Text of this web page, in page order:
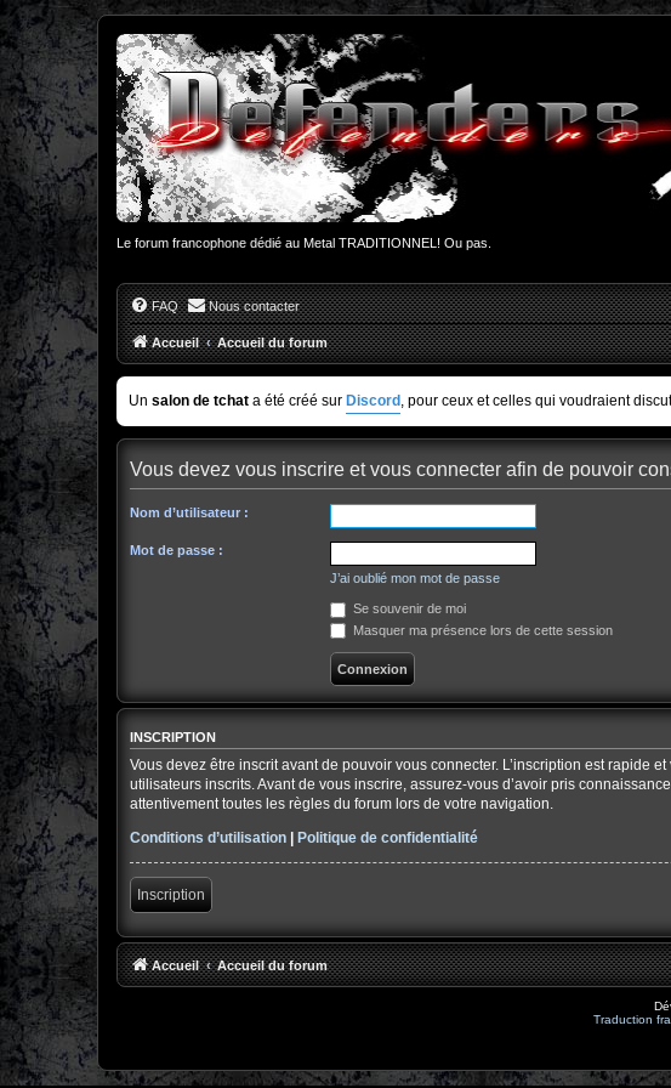
Le forum francophone dédié au Metal TRADITIONNEL! Ou pas.
FAQ Nous contacter
Accueil Accueil du forum
Un salon de tchat a été créé sur Discord , pour ceux et celles qui voudraient
Vous devez vous inscrire et vous connecter afin de pouvoir
Nom d’utilisateur :
Mot de passe :
J’ai oublié mon mot de passe
Se souvenir de moi
Masquer ma présence lors de cette session
INSCRIPTION
Vous devez être inscrit avant de pouvoir vous connecter. L’inscription est rapide
utilisateurs inscrits. Avant de vous inscrire, assurez-vous d’avoir pris
attentivement toutes les règles du forum lors de votre navigation.
Conditions d’utilisation
Politique de confidentialité
Inscription
Accueil Accueil du forum
Traduction